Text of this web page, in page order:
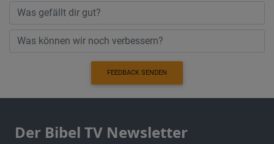
FEEDBACK SENDEN
Der Bibel TV Newsletter